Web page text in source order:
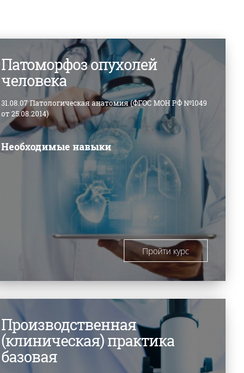
Патоморфоз опухолей
человека
31.08.07 Патологическая анатомия (ФГОС МОН РФ №1049
от 25.08.2014)
Необходимые навыки
Пройти курс
Производственная
(клиническая) практика
базовая